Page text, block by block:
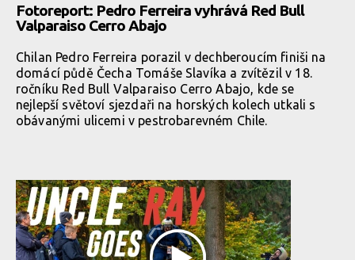
Fotoreport: Pedro Ferreira vyhrává Red Bull
Valparaiso Cerro Abajo
Chilan Pedro Ferreira porazil v dechberoucím finiši na
domácí půdě Čecha Tomáše Slavíka a zvítězil v 18.
ročníku Red Bull Valparaiso Cerro Abajo, kde se
nejlepší světoví sjezdaři na horských kolech utkali s
obávanými ulicemi v pestrobarevném Chile.